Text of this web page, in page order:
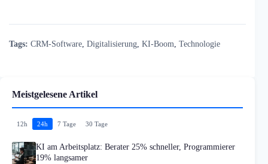
Tags: CRM-Software Digitalisierung KI-Boom Technologie
Meistgelesene Artikel
12h 24h 7 Tage 30 Tage
KI am Arbeitsplatz: Berater 25% schneller, Programmierer
19% langsamer